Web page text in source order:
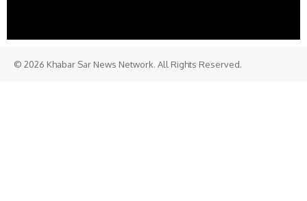
© 2026 Khabar Sar News Network. All Rights Reserved.